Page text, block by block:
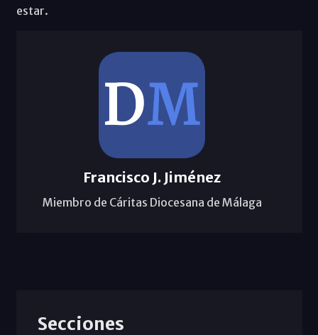
estar.
Francisco J. Jiménez
Miembro de Cáritas Diocesana de Málaga
Secciones